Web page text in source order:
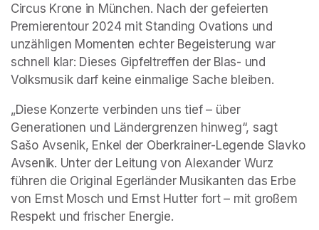
Circus Krone in München. Nach der gefeierten
Premierentour 2024 mit Standing Ovations und
unzähligen Momenten echter Begeisterung war
schnell klar: Dieses Gipfeltreffen der Blas- und
Volksmusik darf keine einmalige Sache bleiben.
„Diese Konzerte verbinden uns tief – über
Generationen und Ländergrenzen hinweg“, sagt
Sašo Avsenik, Enkel der Oberkrainer-Legende Slavko
Avsenik. Unter der Leitung von Alexander Wurz
führen die Original Egerländer Musikanten das Erbe
von Ernst Mosch und Ernst Hutter fort – mit großem
Respekt und frischer Energie.